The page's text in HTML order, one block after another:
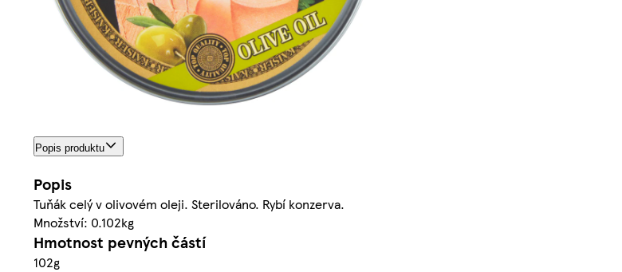
Popis produktu
Popis
Tuňák celý v olivovém oleji. Sterilováno. Rybí konzerva.
Množství: 0.102kg
Hmotnost pevných částí
102g